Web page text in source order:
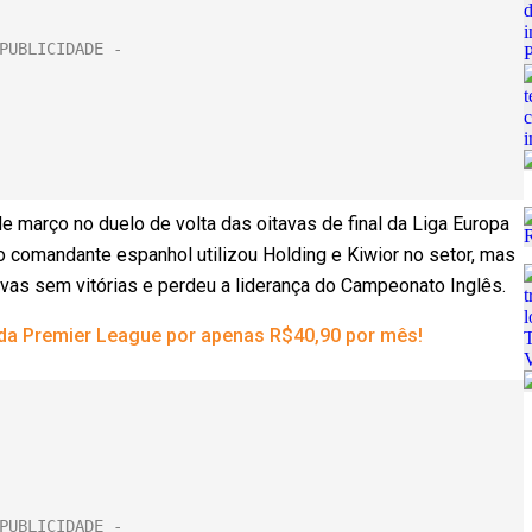
março no duelo de volta das oitavas de final da Liga Europa
espanhol utilizou Holding e Kiwior no setor, mas
sem vitórias e perdeu a liderança do Campeonato Inglês.
Premier League por apenas R$40,90 por mês!